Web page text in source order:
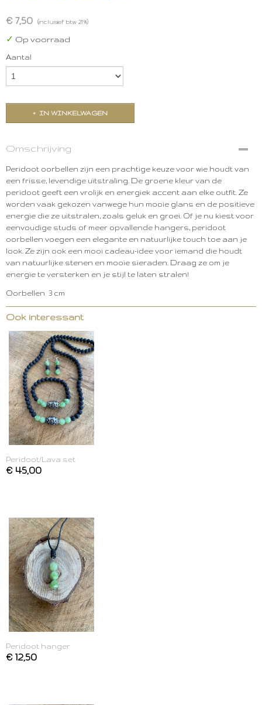
€ 7,50 (inclusief btw 21%)
✓ Op voorraad
Aantal
IN WINKELWAGEN
Omschrijving
Peridoot oorbellen zijn een prachtige keuze voor wie houdt van
een frisse, levendige uitstraling. De groene kleur van de
peridoot geeft een vrolijk en energiek accent aan elke outfit. Ze
worden vaak gekozen vanwege hun mooie glans en de positieve
energie die ze uitstralen, zoals geluk en groei. Of je nu kiest voor
eenvoudige studs of meer opvallende hangers, peridoot
oorbellen voegen een elegante en natuurlijke touch toe aan je
look. Ze zijn ook een mooi cadeau-idee voor iemand die houdt
van natuurlijke stenen en mooie sieraden. Draag ze om je
energie te versterken en je stijl te laten stralen!
Oorbellen 3 cm
Ook interessant
Peridoot/Lava set
€ 45,00
Peridoot hanger
€ 12,50